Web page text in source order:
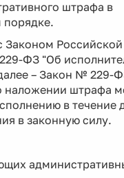
штрафа в
порядке.
Законом
ФЗ "Об
– Закон № 229-
наложении штрафа
в течение
в законную силу.